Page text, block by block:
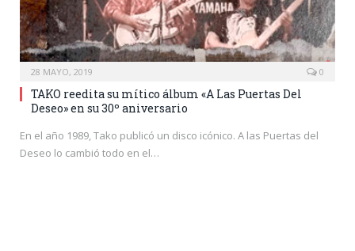
28 MAYO, 2019 0
TAKO reedita su mítico álbum «A Las Puertas Del
Deseo» en su 30º aniversario
En el año 1989, Tako publicó un disco icónico. A las Puertas del
Deseo lo cambió todo en el…